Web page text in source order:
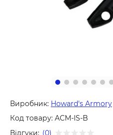
Виробник: Howard's Armory
Код товару: ACM-IS-B
Відгуки: (0)